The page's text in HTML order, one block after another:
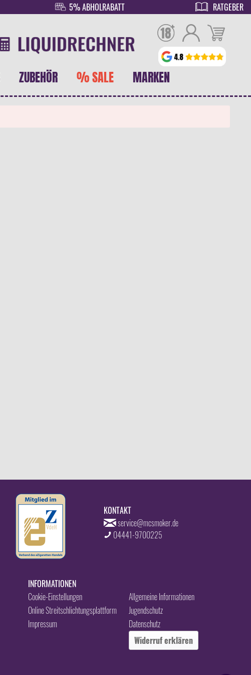
5% ABHOLRABATT RATGEBER
ZUBEHÖR % SALE MARKEN
KONTAKT
service@mcsmoker.de
04441-9700225
INFORMATIONEN
Allgemeine Informationen
Cookie-Einstellungen
Jugendschutz
Online Streitschlichtungsplattform
Datenschutz
Impressum
Widerruf erklären